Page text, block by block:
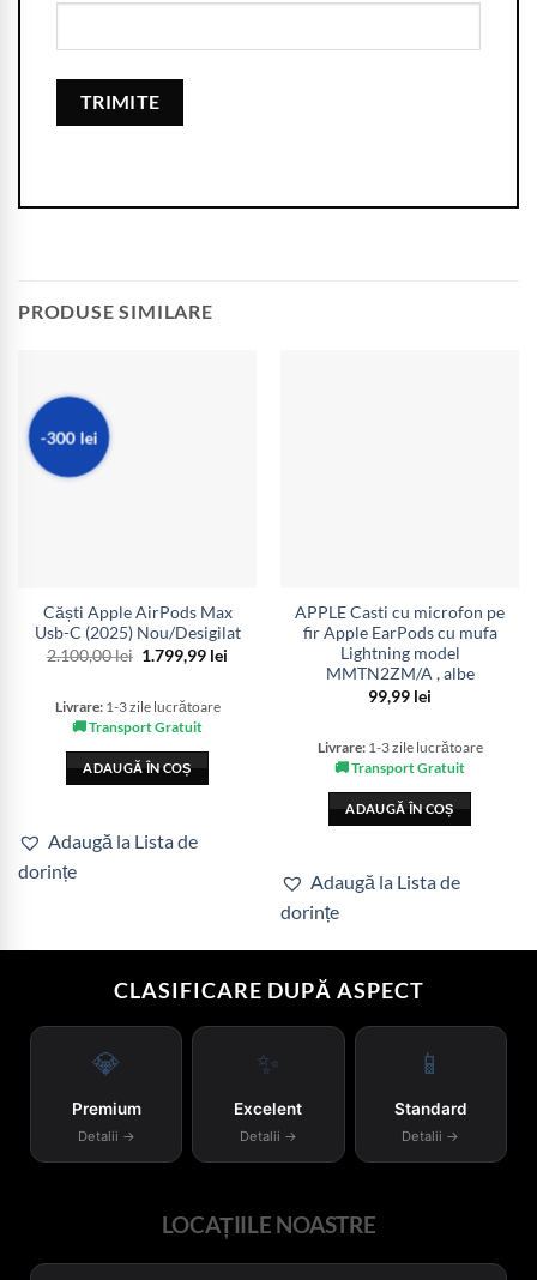
PRODUSE SIMILARE
-300 lei
Căști Apple AirPods Max
Usb-C (2025) Nou/Desigilat
2.100,00lei Prețul
fost:
2.100,00 lei.
1.799,99 lei
Livrare:1-3 zile lucrătoare
🚚 Transport Gratuit
ADAUGĂ ÎN COȘ
Adaugă la Lista de
dorințe
APPLE Casti cu microfon pe
fir Apple EarPods cu mufa
Lightning model
MMTN2ZM/A , albe
99,99 lei
Livrare:1-3 zile lucrătoare
🚚 Transport Gratuit
ADAUGĂ ÎN COȘ
Adaugă la Lista de
dorințe
CLASIFICARE DUPĂ ASPECT
💎
Premium
Detalii →
✨
Excelent
Detalii →
📱
Standard
Detalii →
LOCAȚIILE NOASTRE